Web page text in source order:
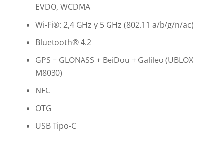
EVDO, WCDMA
Wi-Fi®: 2,4 GHz y 5 GHz (802.11 a/b/g/n/ac)
Bluetooth® 4.2
GPS + GLONASS + BeiDou + Galileo (UBLOX
M8030)
NFC
OTG
USB Tipo-C